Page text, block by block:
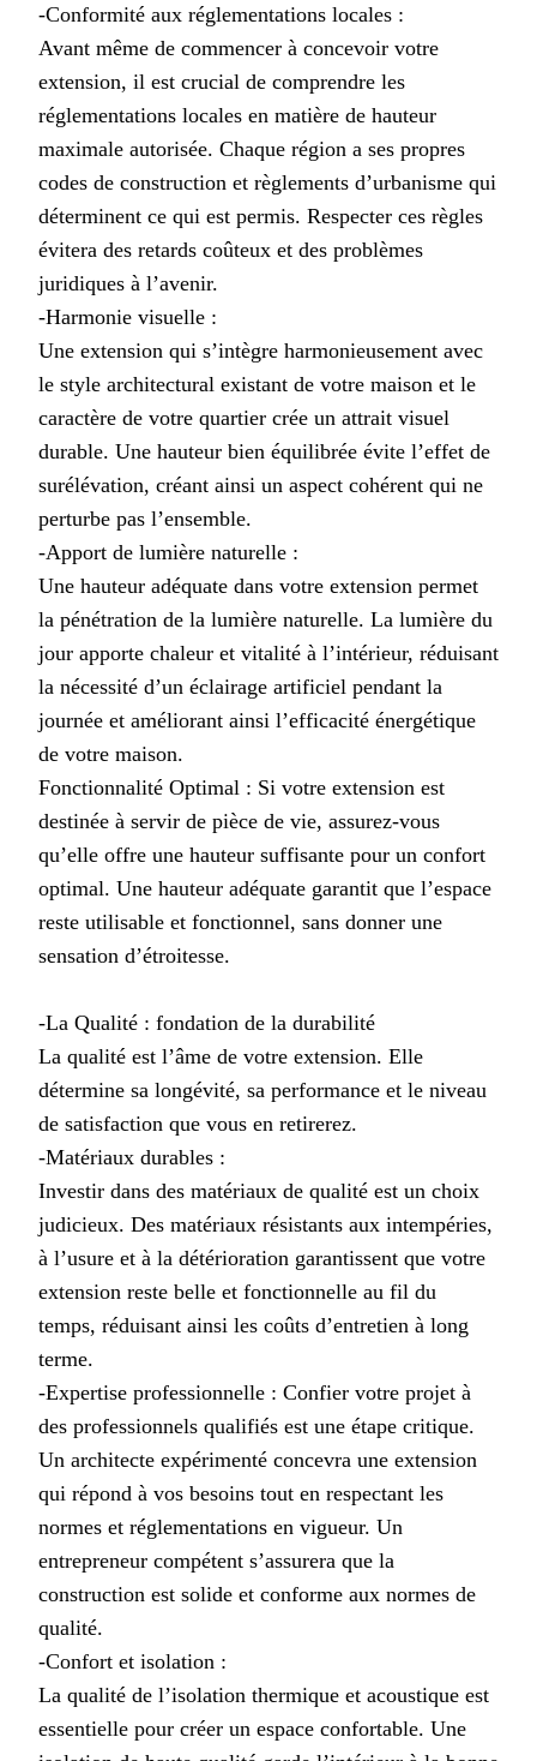
-Conformité aux réglementations locales :
Avant même de commencer à concevoir votre
extension, il est crucial de comprendre les
réglementations locales en matière de hauteur
maximale autorisée. Chaque région a ses propres
codes de construction et règlements d’urbanisme qui
déterminent ce qui est permis. Respecter ces règles
évitera des retards coûteux et des problèmes
juridiques à l’avenir.
-Harmonie visuelle :
Une extension qui s’intègre harmonieusement avec
le style architectural existant de votre maison et le
caractère de votre quartier crée un attrait visuel
durable. Une hauteur bien équilibrée évite l’effet de
surélévation, créant ainsi un aspect cohérent qui ne
perturbe pas l’ensemble.
-Apport de lumière naturelle :
Une hauteur adéquate dans votre extension permet
la pénétration de la lumière naturelle. La lumière du
jour apporte chaleur et vitalité à l’intérieur, réduisant
la nécessité d’un éclairage artificiel pendant la
journée et améliorant ainsi l’efficacité énergétique
de votre maison.
Fonctionnalité Optimal : Si votre extension est
destinée à servir de pièce de vie, assurez-vous
qu’elle offre une hauteur suffisante pour un confort
optimal. Une hauteur adéquate garantit que l’espace
reste utilisable et fonctionnel, sans donner une
sensation d’étroitesse.
-La Qualité : fondation de la durabilité
La qualité est l’âme de votre extension. Elle
détermine sa longévité, sa performance et le niveau
de satisfaction que vous en retirerez.
-Matériaux durables :
Investir dans des matériaux de qualité est un choix
judicieux. Des matériaux résistants aux intempéries,
à l’usure et à la détérioration garantissent que votre
extension reste belle et fonctionnelle au fil du
temps, réduisant ainsi les coûts d’entretien à long
terme.
-Expertise professionnelle : Confier votre projet à
des professionnels qualifiés est une étape critique.
Un architecte expérimenté concevra une extension
qui répond à vos besoins tout en respectant les
normes et réglementations en vigueur. Un
entrepreneur compétent s’assurera que la
construction est solide et conforme aux normes de
qualité.
-Confort et isolation :
La qualité de l’isolation thermique et acoustique est
essentielle pour créer un espace confortable. Une